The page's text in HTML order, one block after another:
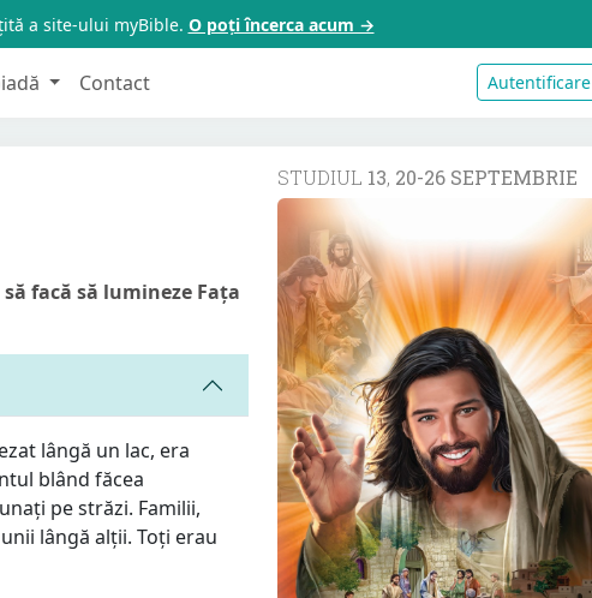
a site-ului myBible. O poți încerca acum →
Contact Autentificare
facă să lumineze Fața
lângă un lac, era
blând făcea
pe străzi. Familii,
lângă alții. Toți erau
STUDIUL 13, 20-26 SEPTEMBRIE